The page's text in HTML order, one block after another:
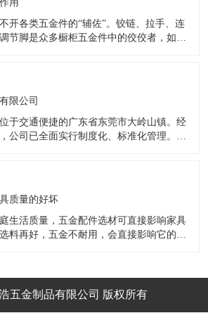
开各类五金件的“辅佐”。铰链、拉手、连
节脚是众多橱柜五金件中的佼佼者，如果
“软骨症”，站都站不直……五花八门的橱
限公司
于交通便捷的广东省东莞市大岭山镇。经
公司已全面实行制度化、标准化管理。从
了一系列更加新颖、美观、更具时代潮流
质量的好坏
生活质量，五金配件选材可直接影响家具
料再好，五金不耐用，会直接影响它的使
金的加工工艺不同：钳工、表面涂覆处
五金制品有限公司 版权所有